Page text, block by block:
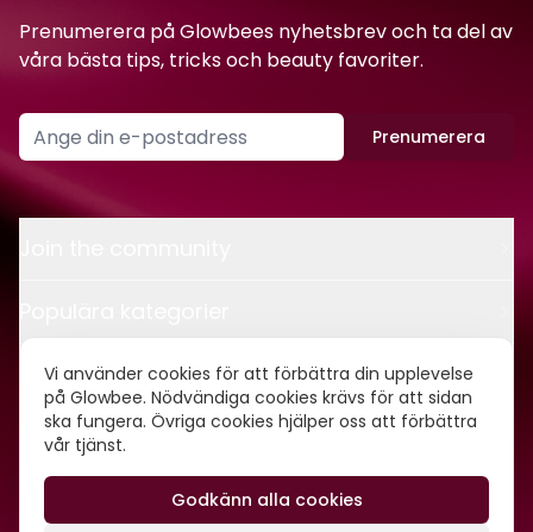
Vi använder cookies för att förbättra din upplevelse
på Glowbee. Nödvändiga cookies krävs för att sidan
ska fungera. Övriga cookies hjälper oss att förbättra
vår tjänst.
Godkänn alla cookies
Prenumerera på Glowbees nyhetsbrev och ta del av
våra bästa tips, tricks och beauty favoriter.
Prenumerera
Kontakt
Om oss
©2026Glowbee AB • Org.nr: 559540-5837